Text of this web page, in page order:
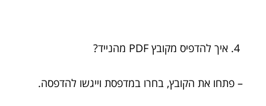
איך להדפיס מקובץ PDF מהנייד?
– פתחו את הקובץ, בחרו במדפסת וייגשו להדפסה.